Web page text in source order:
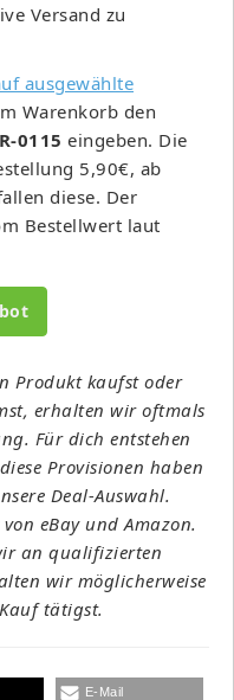
Versand zu
ausgewählte
Warenkorb den
0115 eingeben. Die
5,90€, ab
diese. Der
Bestellwert laut
Produkt kaufst oder
erhalten wir oftmals
Für dich entstehen
Provisionen haben
Deal-Auswahl.
eBay und Amazon.
an qualifizierten
wir möglicherweise
tätigst.
E-Mail